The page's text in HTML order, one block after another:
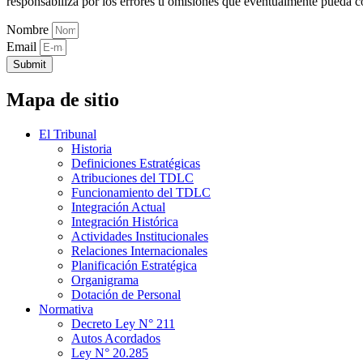
Nombre
Email
Submit
Mapa de sitio
El Tribunal
Historia
Definiciones Estratégicas
Atribuciones del TDLC
Funcionamiento del TDLC
Integración Actual
Integración Histórica
Actividades Institucionales
Relaciones Internacionales
Planificación Estratégica
Organigrama
Dotación de Personal
Normativa
Decreto Ley N° 211
Autos Acordados
Ley N° 20.285